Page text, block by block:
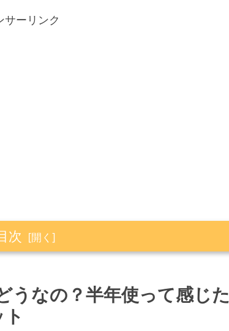
サーリンク
次
る？プロの目線で検証
まな板の「正直な」デメリット
うなの？半年使って感じた